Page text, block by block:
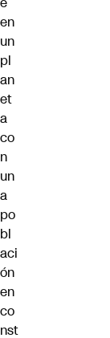
en
un
pl
an
et
a
co
n
un
a
po
bl
aci
ón
en
co
nst